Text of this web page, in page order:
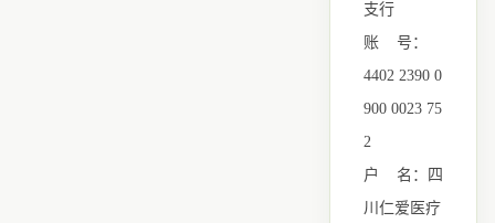
支行
账
号：
4402 2390 0
900 0023 75
2
户
名：四
川仁爱医疗